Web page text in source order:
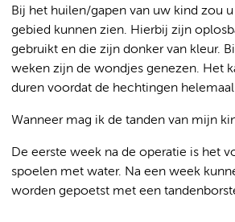
Bij het huilen/gapen van uw kind zou
gebied kunnen zien. Hierbij zijn
gebruikt en die zijn donker van kleur.
weken zijn de wondjes genezen. Het
duren voordat de hechtingen
Wanneer mag ik de tanden van mijn
De eerste week na de operatie is het
spoelen met water. Na een week
worden gepoetst met een